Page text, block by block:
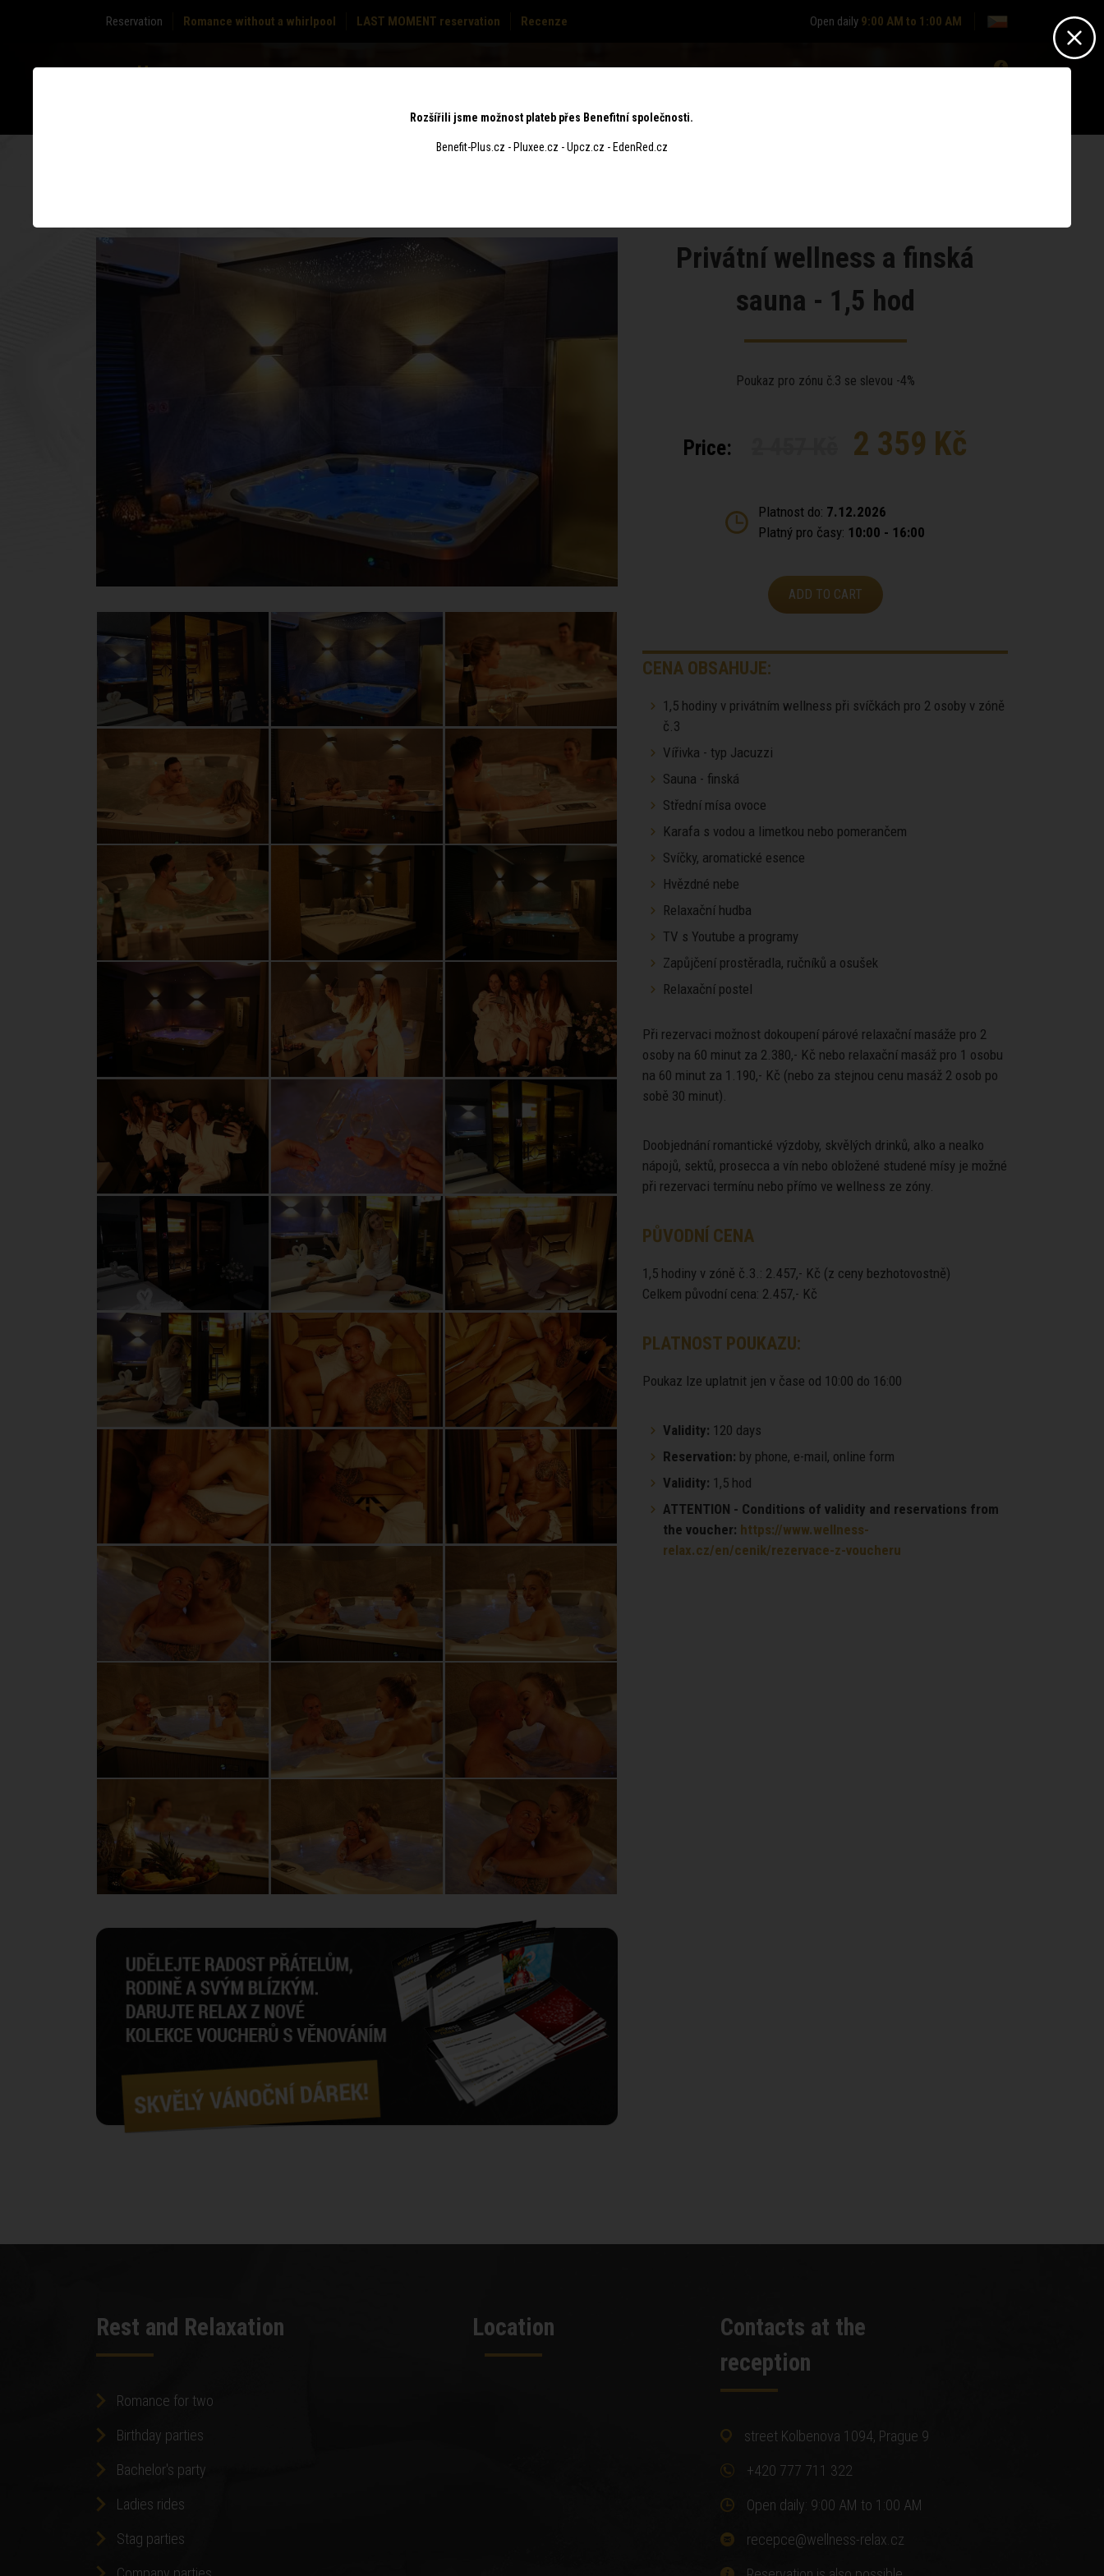
Reservation Romance without a whirlpool LAST MOMENT reservation Recenze Open daily 9:00 AM to 1:00 AM
Privátní wellness a finská
sauna - 1,5 hod
Poukaz pro zónu č.3 se slevou -4%
Price: 2 359 Kč
Platnost do: 7.12.2026
Platný pro časy: 10:00 - 16:00
ADD TO CART
CENA OBSAHUJE:
1,5 hodiny v privátním wellness při svíčkách pro 2 osoby v zóně
č.3
Vířivka - typ Jacuzzi
Sauna - finská
Střední mísa ovoce
Karafa s vodou a limetkou nebo pomerančem
Svíčky, aromatické esence
Hvězdné nebe
Relaxační hudba
TV s Youtube a programy
Zapůjčení prostěradla, ručníků a osušek
Relaxační postel
Při rezervaci možnost dokoupení párové relaxační masáže pro 2
osoby na 60 minut za 2.380,- Kč nebo relaxační masáž pro 1 osobu
na 60 minut za 1.190,- Kč (nebo za stejnou cenu masáž 2 osob po
sobě 30 minut).
Doobjednání romantické výzdoby, skvělých drinků, alko a nealko
nápojů, sektů, prosecca a vín nebo obložené studené mísy je možné
při rezervaci termínu nebo přímo ve wellness ze zóny.
PŮVODNÍ CENA
1,5 hodiny v zóně č.3.: 2.457,- Kč (z ceny bezhotovostně)
Celkem původní cena: 2.457,- Kč
PLATNOST POUKAZU:
Poukaz lze uplatnit jen v čase od 10:00 do 16:00
Validity: 120 days
Reservation: by phone, e-mail, online form
Validity: 1,5 hod
ATTENTION - Conditions of validity and reservations from
the voucher: https://www.wellness-
relax.cz/en/cenik/rezervace-z-voucheru
Rest and Relaxation
Romance for two
Birthday parties
Bachelor's party
Ladies rides
Stag parties
Location
Contacts at the
reception
street Kolbenova 1094, Prague 9
+420 777 711 322
Open daily: 9:00 AM to 1:00 AM
recepce@wellness-relax.cz
Rozšířili jsme možnost plateb přes Benefitní společnosti.
Benefit-Plus.cz - Pluxee.cz - Upcz.cz - EdenRed.cz